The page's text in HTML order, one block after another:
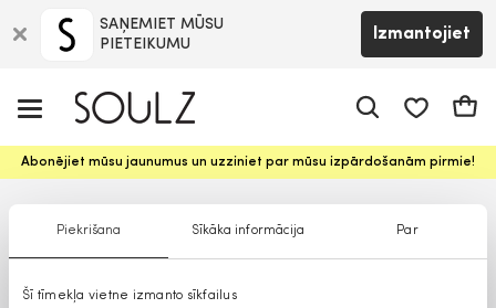
Piekrišana Sīkāka informācija Par
Šī tīmekļa vietne izmanto sīkfailus
SAŅEMIET MŪSU
PIETEIKUMU
Izmantojiet
Abonējiet mūsu jaunumus un uzziniet par mūsu izpārdošanām pirmie!